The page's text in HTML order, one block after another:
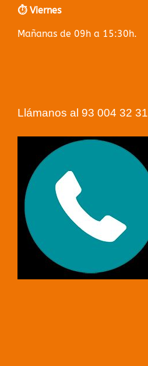
⏱️ Viernes
Mañanas de 09h a 15:30h.
Llámanos al 93 004 32 31